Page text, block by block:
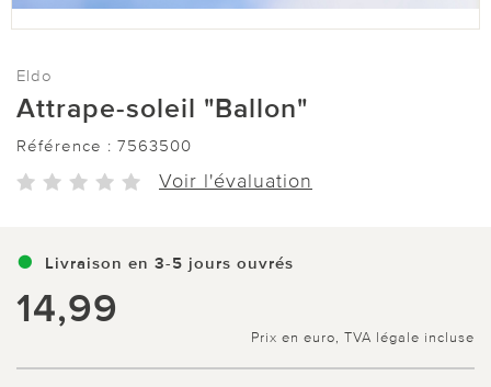
Eldo
Attrape-soleil "Ballon"
Référence : 7563500
Voir l'évaluation
Livraison en 3-5 jours ouvrés
14,99
Prix en euro, TVA légale incluse